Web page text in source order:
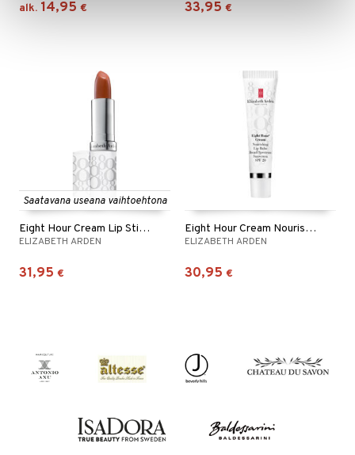
alk. 14,95 € 33,95 €
Saatavana useana vaihtoehtona
Eight Hour Cream Lip Stick Sheer Tint SPF 15
ELIZABETH ARDEN
31,95 €
Eight Hour Cream Nourishing Lip Balm SPF 20
ELIZABETH ARDEN
30,95 €